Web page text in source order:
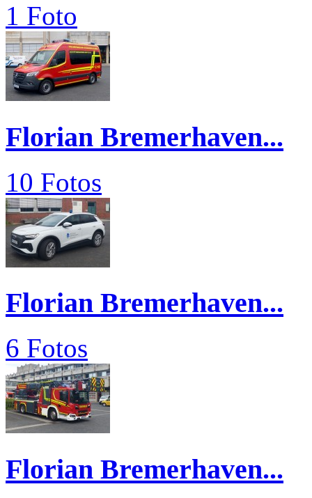
1 Foto
Florian Bremerhaven...
10 Fotos
Florian Bremerhaven...
6 Fotos
Florian Bremerhaven...